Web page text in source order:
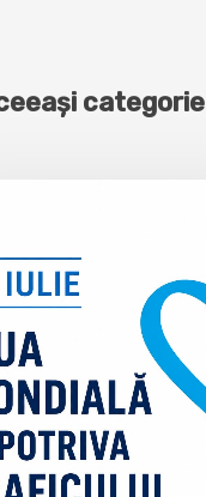
categorie